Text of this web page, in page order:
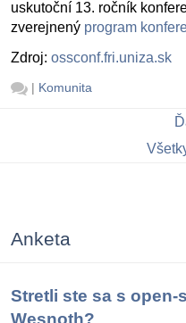
uskutoční 13. ročník
zverejnený program
Zdroj: ossconf.fri.uniza.sk
| Komunita
Anketa
Stretli ste sa s
Wesnoth?